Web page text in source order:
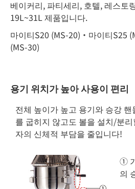
베이커리, 파티세리, 호텔, 레스토
19L~31L 제품입니다.
마이티S20 (MS-20)・마이티S25
(MS-30)
용기 위치가 높아 사용이 편리
전체 높이가 높고 용기와 승강
를 굽히지 않고도 볼을 설치/분
자의 신체적 부담을 줄입니다!
①
의